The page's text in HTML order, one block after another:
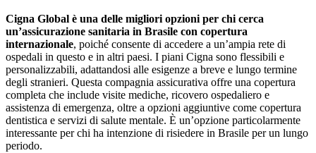
Cigna Global è una delle migliori opzioni per chi cerca
un’assicurazione sanitaria in Brasile con copertura
internazionale, poiché consente di accedere a un’ampia rete di
ospedali in questo e in altri paesi. I piani Cigna sono flessibili e
personalizzabili, adattandosi alle esigenze a breve e lungo termine
degli stranieri. Questa compagnia assicurativa offre una copertura
completa che include visite mediche, ricovero ospedaliero e
assistenza di emergenza, oltre a opzioni aggiuntive come copertura
dentistica e servizi di salute mentale. È un’opzione particolarmente
interessante per chi ha intenzione di risiedere in Brasile per un lungo
periodo.